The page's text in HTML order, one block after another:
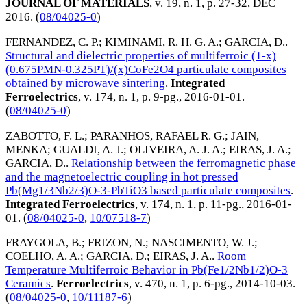
JOURNAL OF MATERIALS, v. 19, n. 1, p. 27-32, DEC
2016. (08/04025-0)
FERNANDEZ, C. P.; KIMINAMI, R. H. G. A.; GARCIA, D..
Structural and dielectric properties of multiferroic (1-x)
(0.675PMN-0.325PT)/(x)CoFe2O4 particulate composites
obtained by microwave sintering. Integrated
Ferroelectrics, v. 174, n. 1, p. 9-pg., 2016-01-01 .
(08/04025-0)
ZABOTTO, F. L.; PARANHOS, RAFAEL R. G.; JAIN,
MENKA; GUALDI, A. J.; OLIVEIRA, A. J. A.; EIRAS, J. A.;
GARCIA, D.. Relationship between the ferromagnetic phase
and the magnetoelectric coupling in hot pressed
Pb(Mg1/3Nb2/3)O-3-PbTiO3 based particulate composites.
Integrated Ferroelectrics, v. 174, n. 1, p. 11-pg., 2016-01-
01 . (08/04025-0, 10/07518-7)
FRAYGOLA, B.; FRIZON, N.; NASCIMENTO, W. J.;
COELHO, A. A.; GARCIA, D.; EIRAS, J. A.. Room
Temperature Multiferroic Behavior in Pb(Fe1/2Nb1/2)O-3
Ceramics. Ferroelectrics, v. 470, n. 1, p. 6-pg., 2014-10-03.
(08/04025-0, 10/11187-6)